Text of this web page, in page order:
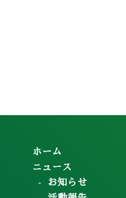
ホーム
ニュース
お知らせ